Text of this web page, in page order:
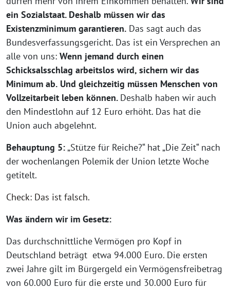
ein Sozialstaat. Deshalb müssen wir das
Existenzminimum garantieren. Das sagt auch das
Bundesverfassungsgericht. Das ist ein Versprechen an
alle von uns: Wenn jemand durch einen
Schicksalsschlag arbeitslos wird, sichern wir das
Minimum ab. Und gleichzeitig müssen Menschen von
Vollzeitarbeit leben können. Deshalb haben wir auch
den Mindestlohn auf 12 Euro erhöht. Das hat die
Union auch abgelehnt.
Behauptung 5:„Stütze für Reiche?“ hat „Die Zeit“ nach
der wochenlangen Polemik der Union letzte Woche
getitelt.
Check: Das ist falsch.
Was ändern wir im Gesetz:
Das durchschnittliche Vermögen pro Kopf in
Deutschland beträgt etwa 94.000 Euro. Die ersten
zwei Jahre gilt im Bürgergeld ein Vermögensfreibetrag
von 60.000 Euro für die erste und 30.000 Euro für